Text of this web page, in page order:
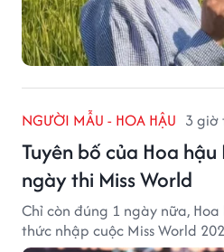
NGƯỜI MẪU - HOA HẬU 3 giờ
Tuyên bố của Hoa
ngày thi Miss World
Chỉ còn đúng 1 ngày nữa,
thức nhập cuộc Miss World